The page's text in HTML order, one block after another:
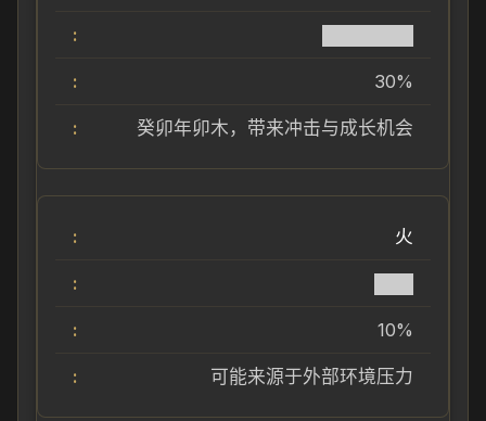
30%
癸卯年卯木，带来冲击与成长机会
火
10%
可能来源于外部环境压力